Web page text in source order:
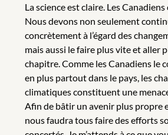
La science est claire. Les
Nous devons non seulement
concrètement à l’égard des
mais aussi le faire plus vite et aller
chapitre. Comme les Canadiens le
en plus partout dans le pays, les
climatiques constituent une
Afin de bâtir un avenir plus propre
nous faudra tous faire des efforts